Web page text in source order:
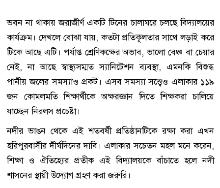
ভবন না থাকায় জরাজীর্ণ একটি টিনের চালাঘরে চলছে বিদ্যালয়ের
কার্যক্রম। দেখলে বোঝা যায়, কতটা প্রতিকূলতার সাথে লড়াই করে
টিকে আছে এটি। পর্যাপ্ত শ্রেণিকক্ষের অভাব, ভালো বেঞ্চ বা চেয়ার
নেই, না আছে স্বাস্থ্যসম্মত স্যানিটেশন ব্যবস্থা, এমনকি বিশুদ্ধ
পানীয় জলের সমস্যাও প্রকট। এসব সমস্যা সত্ত্বেও এলাকার ১১৯
জন কোমলমতি শিক্ষার্থীকে অক্ষরজ্ঞান দিতে শিক্ষকরা চালিয়ে
যাচ্ছেন নিরলস প্রচেষ্টা।
নদীর ভাঙন থেকে এই শতবর্ষী প্রতিষ্ঠানটিকে রক্ষা করা এখন
হরিপুরবাসীর দীর্ঘদিনের দাবি। এলাকার সচেতন মহল মনে করেন,
শিক্ষা ও ঐতিহ্যের প্রতীক এই বিদ্যালয়কে বাঁচাতে হলে নদী
শাসনের স্থায়ী উদ্যোগ গ্রহণ করা জরুরি।